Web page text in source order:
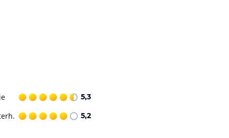
5,3
5,2